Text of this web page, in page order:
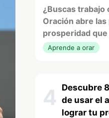
¿Buscas trabajo
Oración abre
prosperidad
Aprende a orar
4
Descubre
de usar el
lograr tu